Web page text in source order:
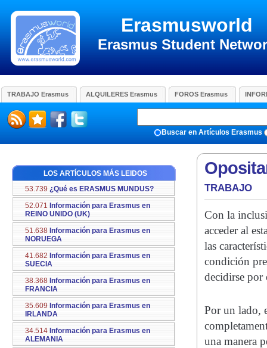
Erasmusworld
Erasmus Student
TRABAJO Erasmus ALQUILERES Erasmus FOROS Erasmus
Buscar en Artículos Erasmus
LOS ARTÍCULOS MÁS LEIDOS
53.739 ¿Qué es ERASMUS MUNDUS?
52.071 Información para Erasmus en
REINO UNIDO (UK)
51.638 Información para Erasmus en
NORUEGA
41.682 Información para Erasmus en
SUECIA
38.368 Información para Erasmus en
FRANCIA
35.609 Información para Erasmus en
IRLANDA
34.514 Información para Erasmus en
ALEMANIA
TRABAJO
Con la
acceder al
las
condición
decidirse por
Por un lado,
una manera